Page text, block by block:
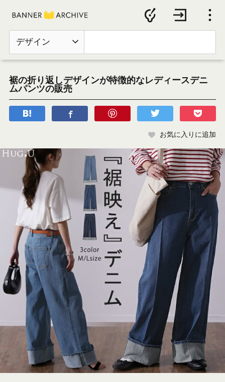
デザイン
裾の折り返しデザインが特徴的なレディースデニ
ムパンツの販売
お気に入りに追加